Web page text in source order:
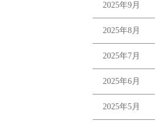
2025年9月
2025年8月
2025年7月
2025年6月
2025年5月